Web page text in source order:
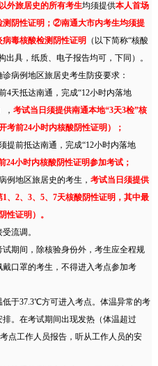
外旅居史的所有考生均须提供本人首场
测阴性证明；②南通大市内考生均须提
毒核酸检测阴性证明
（以下简称“核酸
出具，纸质、电子报告均可，下同）。
病例地区旅居史考生防疫要求：
4天抵达南通，完成“12小时内落地
， 考试当日须提供南通本地“3天3检”核
考前24小时内核酸阴性证明）；
提前抵达南通，完成“12小时内落地
小时内核酸阴性证明参加考试；
例地区旅居史的考生， 考试当日须提供
、2、3、5、7天核酸阴性证明，其中最
性证明）。
流调。
期间，除核验身份外，考生应全程规
口罩的考生，不得进入考点参加考
于37.3℃方可进入考点。体温异常的考
。在考试期间出现发热（体温超过
点工作人员报告，听从工作人员的安